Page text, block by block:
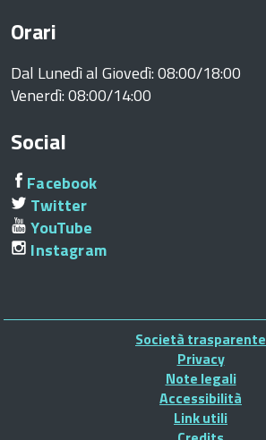
Orari
Dal Lunedì al Giovedì: 08:00/18:00
Venerdì: 08:00/14:00
Social
Facebook
Twitter
YouTube
Instagram
Piè
Società trasparente
Privacy
Note legali
Accessibilità
Link utili